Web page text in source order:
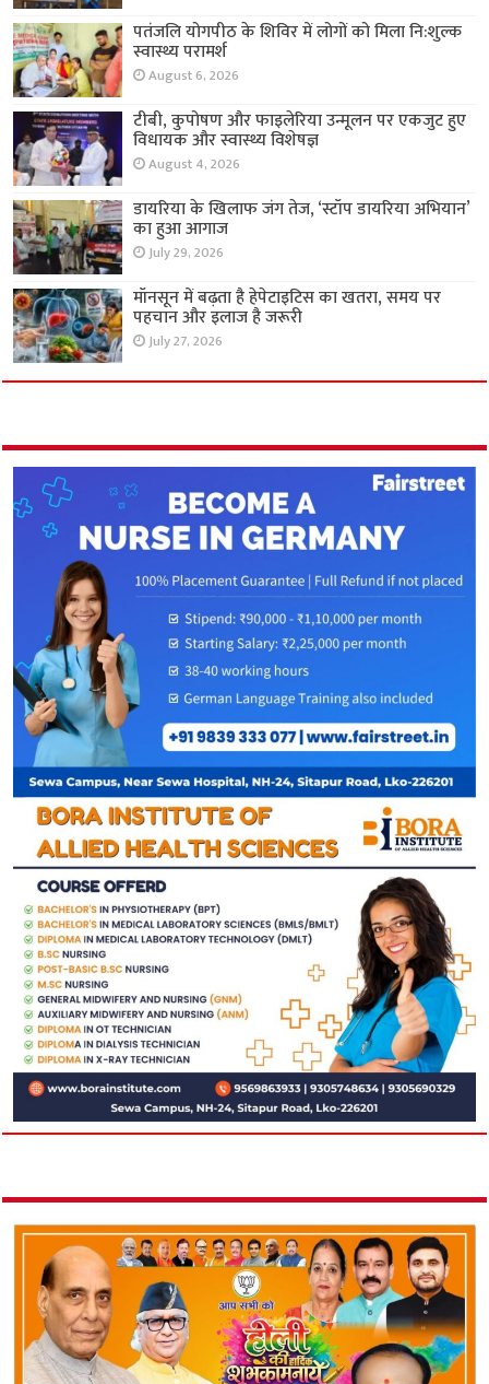
पतंजलि योगपीठ के शिविर में लोगों को मिला नि:शुल्क
स्वास्थ्य परामर्श
August 6, 2026
टीबी, कुपोषण और फाइलेरिया उन्मूलन पर एकजुट हुए
विधायक और स्वास्थ्य विशेषज्ञ
August 4, 2026
डायरिया के खिलाफ जंग तेज, ‘स्टॉप डायरिया अभियान’
का हुआ आगाज
July 29, 2026
मॉनसून में बढ़ता है हेपेटाइटिस का खतरा, समय पर
पहचान और इलाज है जरूरी
July 27, 2026